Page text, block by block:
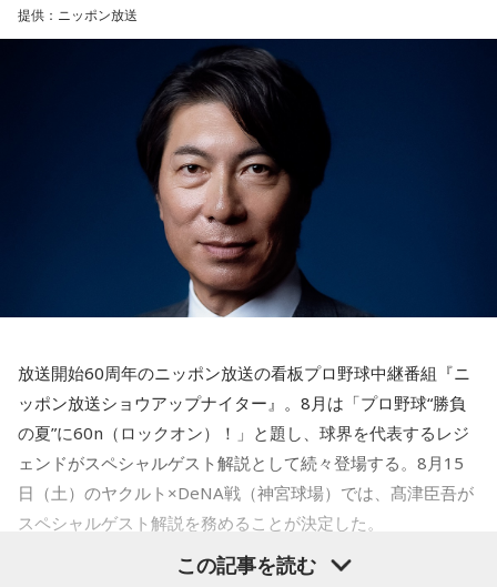
限の場面でもパニックにならず、状況を一歩引いて見極める
冷静沈着なタイプ。感情に飲まれず、俯瞰して考えられるタ
イプです。ただ、いつも冷静すぎると近寄りがたく見られる
こともあるので、時には素直になってみましょう。
天使も悪魔も、どちらもあなたの一部。自分の中の両方を知
っておくことが、いざという時の本当の強さになるのかもし
■監修者プロフィール：蝶ちょ（ちょうちょ）
池袋占い館セレーネ所属。電話占いメルにも出演。第六感で
命、宿曜占星術でオーダーメイドの鑑定を手掛ける。転職、
結婚、離別など多くの経験から、今どう動くべきか悩む人に
寄り添いナビゲートする。
Webサイト： https://selene-uranai.com/
YouTube：https://www.youtube.com/@ataru-uranai
1． 鳩のぬいぐるみ
2． パスポートなどの身分証
3． 買ったばかりの乾電池
この心理テストでわかることは、追い詰められた時に出る、
あなたの「究極の裏の顔」です。
とっさに握りしめたものは、あなたが窮地で無意識に守ろう
とする「本当に大切なもの」を暗示しています。冷静ではい
られない極限の場面でこそ、普段は隠れているあなたの本性
鳩のぬいぐるみは「愛情」を暗示しています。あなたは追い
詰められても、自分より大切な誰かを思い浮かべる、利他的
なタイプ。窮地でこそ人にやさしくできる、あたたかい心の
持ち主です。ただ、自分を後回しにしすぎないよう気をつけ
てください。
2．身分証……本性は「したたかな悪魔」
身分証は「あなた自身の存在」を暗示しています。あなたは
窮地に立たされると、何よりまず自分を守り抜く、利己的な
提供：ニッポン放送
放送開始60周年のニッポン放送の看板プロ野球中継番組『ニ
ッポン放送ショウアップナイター』。8月は「プロ野球“勝負
の夏”に60n（ロックオン）！」と題し、球界を代表するレジ
ェンドがスペシャルゲスト解説として続々登場する。8月15
日（土）のヤクルト×DeNA戦（神宮球場）では、髙津臣吾が
スペシャルゲスト解説を務めることが決定した。
この記事を読む